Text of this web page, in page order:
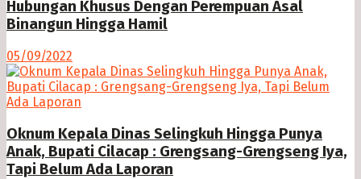
Hubungan Khusus Dengan Perempuan Asal
Binangun Hingga Hamil
05/09/2022
Oknum Kepala Dinas Selingkuh Hingga Punya
Anak, Bupati Cilacap : Grengsang-Grengseng Iya,
Tapi Belum Ada Laporan